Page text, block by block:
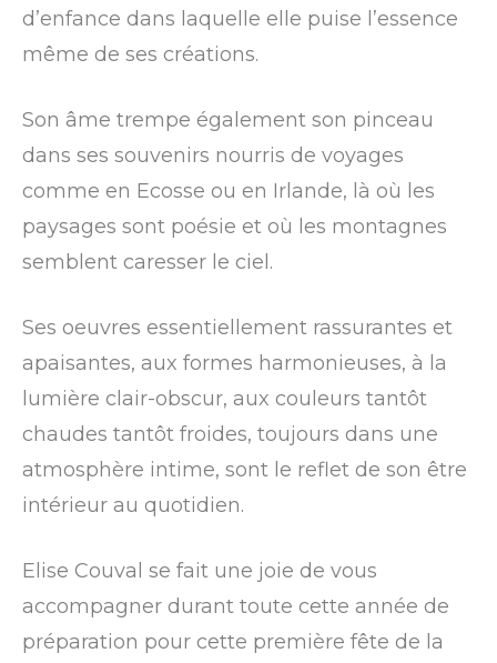
d’enfance dans laquelle elle puise l’essence
même de ses créations.
Son âme trempe également son pinceau
dans ses souvenirs nourris de voyages
comme en Ecosse ou en Irlande, là où les
paysages sont poésie et où les montagnes
semblent caresser le ciel.
Ses oeuvres essentiellement rassurantes et
apaisantes, aux formes harmonieuses, à la
lumière clair-obscur, aux couleurs tantôt
chaudes tantôt froides, toujours dans une
atmosphère intime, sont le reflet de son être
intérieur au quotidien.
Elise Couval se fait une joie de vous
accompagner durant toute cette année de
préparation pour cette première fête de la